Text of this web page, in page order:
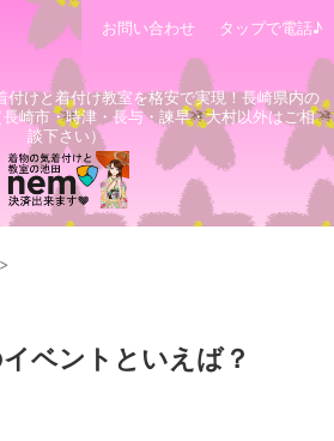
お問い合わせ タップで電話♪
けと着付け教室を格安で実現！長崎県内の
崎市・時津・長与・諫早・大村以外はご相
談下さい）
>
ベントといえば？